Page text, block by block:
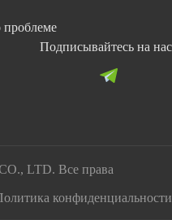
Подписывайтесь на нас
LTD. Все права
конфиденциальности